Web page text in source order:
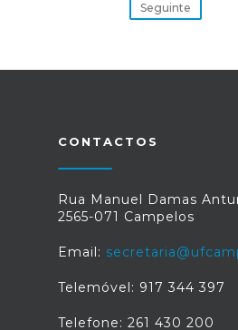
Seguinte
CONTACTOS
Rua Manuel Damas
2565-071 Campelos
Email:
Telemóvel: 917 344 397
Telefone: 261 430 200